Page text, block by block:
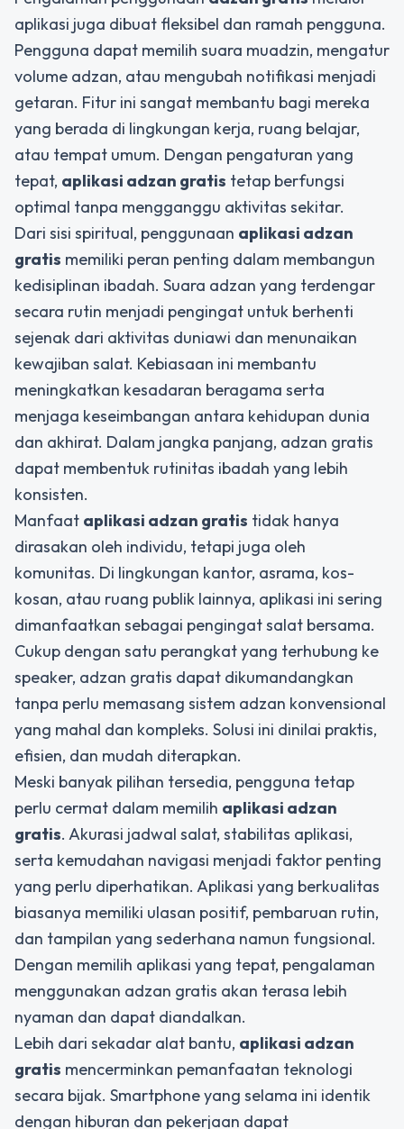
aplikasi juga dibuat fleksibel dan ramah pengguna.
Pengguna dapat memilih suara muadzin, mengatur
volume adzan, atau mengubah notifikasi menjadi
getaran. Fitur ini sangat membantu bagi mereka
yang berada di lingkungan kerja, ruang belajar,
atau tempat umum. Dengan pengaturan yang
tepat, aplikasi adzan gratis tetap berfungsi
optimal tanpa mengganggu aktivitas sekitar.
Dari sisi spiritual, penggunaan aplikasi adzan
gratis memiliki peran penting dalam membangun
kedisiplinan ibadah. Suara adzan yang terdengar
secara rutin menjadi pengingat untuk berhenti
sejenak dari aktivitas duniawi dan menunaikan
kewajiban salat. Kebiasaan ini membantu
meningkatkan kesadaran beragama serta
menjaga keseimbangan antara kehidupan dunia
dan akhirat. Dalam jangka panjang, adzan gratis
dapat membentuk rutinitas ibadah yang lebih
konsisten.
Manfaat aplikasi adzan gratis tidak hanya
dirasakan oleh individu, tetapi juga oleh
komunitas. Di lingkungan kantor, asrama, kos-
kosan, atau ruang publik lainnya, aplikasi ini sering
dimanfaatkan sebagai pengingat salat bersama.
Cukup dengan satu perangkat yang terhubung ke
speaker, adzan gratis dapat dikumandangkan
tanpa perlu memasang sistem adzan konvensional
yang mahal dan kompleks. Solusi ini dinilai praktis,
efisien, dan mudah diterapkan.
Meski banyak pilihan tersedia, pengguna tetap
perlu cermat dalam memilih aplikasi adzan
gratis. Akurasi jadwal salat, stabilitas aplikasi,
serta kemudahan navigasi menjadi faktor penting
yang perlu diperhatikan. Aplikasi yang berkualitas
biasanya memiliki ulasan positif, pembaruan rutin,
dan tampilan yang sederhana namun fungsional.
Dengan memilih aplikasi yang tepat, pengalaman
menggunakan adzan gratis akan terasa lebih
nyaman dan dapat diandalkan.
Lebih dari sekadar alat bantu, aplikasi adzan
gratis mencerminkan pemanfaatan teknologi
secara bijak. Smartphone yang selama ini identik
dengan hiburan dan pekerjaan dapat